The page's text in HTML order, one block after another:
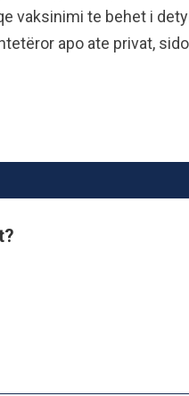
vaksinimi te behet i
apo ate privat,